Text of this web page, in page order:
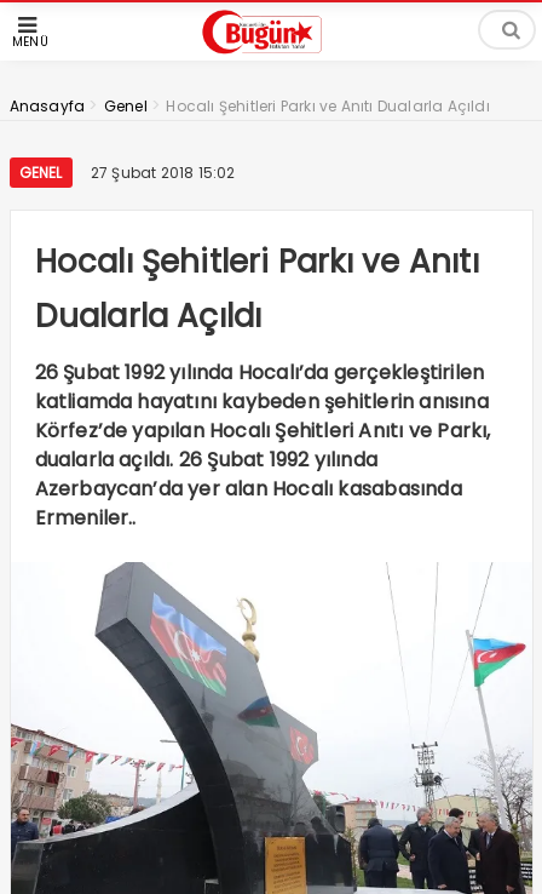
MENÜ
Anasayfa > Genel > Hocalı Şehitleri Parkı ve Anıtı Dualarla Açıldı
GENEL 27 Şubat 2018 15:02
Hocalı Şehitleri Parkı ve Anıtı
Dualarla Açıldı
26 Şubat 1992 yılında Hocalı’da gerçekleştirilen
katliamda hayatını kaybeden şehitlerin anısına
Körfez’de yapılan Hocalı Şehitleri Anıtı ve Parkı,
dualarla açıldı. 26 Şubat 1992 yılında
Azerbaycan’da yer alan Hocalı kasabasında
Ermeniler..